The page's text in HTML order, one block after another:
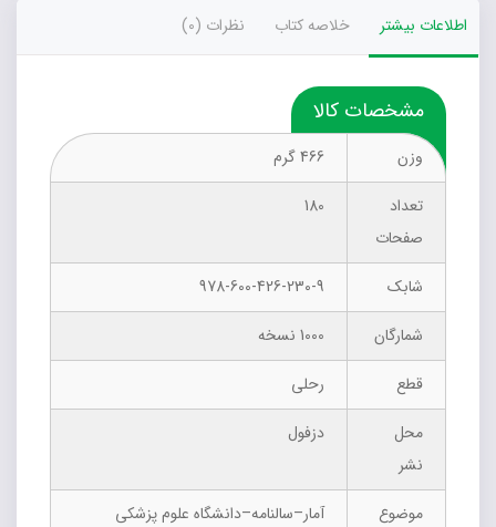
دزفول)
عدد
اطلاعات بیشتر خلاصه کتاب نظرات (0)
مشخصات کالا
وزن
466 گرم
تعداد
صفحات
180
شابک
978-600-426-230-9
شمارگان
1000 نسخه
قطع
رحلی
محل
نشر
دزفول
موضوع
آمار–سالنامه–دانشگاه علوم پزشکی